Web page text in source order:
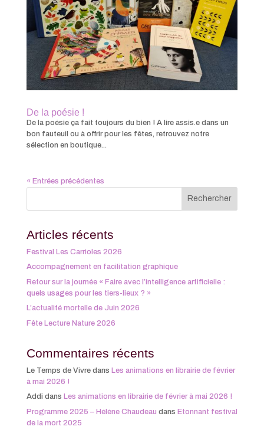
De la poésie !
De la poésie ça fait toujours du bien ! A lire assis.e dans un
bon fauteuil ou à offrir pour les fêtes, retrouvez notre
sélection en boutique...
« Entrées précédentes
Articles récents
Festival Les Carrioles 2026
Accompagnement en facilitation graphique
Retour sur la journée « Faire avec l’intelligence artificielle :
quels usages pour les tiers-lieux ? »
L’actualité mortelle de Juin 2026
Fête Lecture Nature 2026
Commentaires récents
Le Temps de Vivredans Les animations en librairie de février
à mai 2026 !
Addi dans Les animations en librairie de février à mai 2026 !
Programme 2025 – Hélène Chaudeau dans Etonnant festival
de la mort 2025